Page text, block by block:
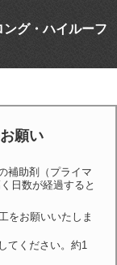
グ・ハイルーフ
願い
補助剤（プライマ
日数が経過すると
をお願いいたしま
てください。約1